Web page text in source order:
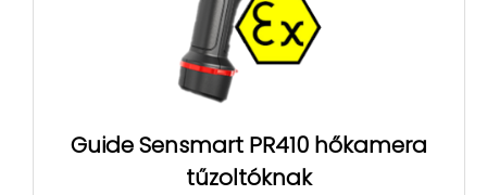
Guide Sensmart PR410 hőkamera
tűzoltóknak